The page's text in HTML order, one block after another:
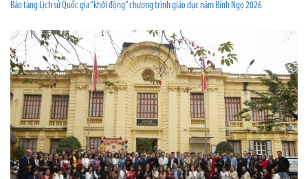
Bảo tàng Lịch sử Quốc gia “khởi động” chương trình giáo dục năm Bính Ngọ 2026